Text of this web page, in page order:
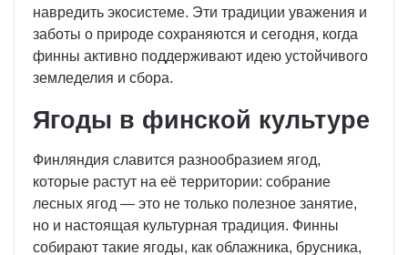
навредить экосистеме. Эти традиции уважения и
заботы о природе сохраняются и сегодня, когда
финны активно поддерживают идею устойчивого
земледелия и сбора.
Ягоды в финской культуре
Финляндия славится разнообразием ягод,
которые растут на её территории: собрание
лесных ягод — это не только полезное занятие,
но и настоящая культурная традиция. Финны
собирают такие ягоды, как облажника, брусника,